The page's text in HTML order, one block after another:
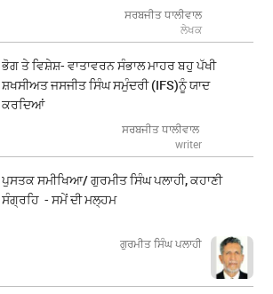
ਸਰਬਜੀਤ ਧਾਲੀਵਾਲ
ਲੇਖਕ
ਭੋਗ ਤੇ ਵਿਸ਼ੇਸ਼- ਵਾਤਾਵਰਨ ਸੰਭਾਲ ਮਾਹਰ ਬਹੁ ਪੱਖੀ
ਸ਼ਖਸੀਅਤ ਜਸਜੀਤ ਸਿੰਘ ਸਮੁੰਦਰੀ (IFS)ਨੂੰ ਯਾਦ
ਕਰਦਿਆਂ
ਸਰਬਜੀਤ ਧਾਲੀਵਾਲ
writer
ਪੁਸਤਕ ਸਮੀਖਿਆ/ ਗੁਰਮੀਤ ਸਿੰਘ ਪਲਾਹੀ, ਕਹਾਣੀ
ਸੰਗ੍ਰਹਿ - ਸਮੇਂ ਦੀ ਮਲ੍ਹਮ
ਗੁਰਮੀਤ ਸਿੰਘ ਪਲਾਹੀ